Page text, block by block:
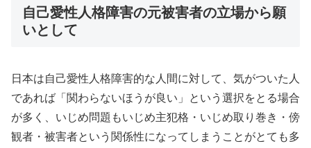
自己愛性人格障害の元被害者の立場から願
いとして
日本は自己愛性人格障害的な人間に対して、気がついた人
であれば「関わらないほうが良い」という選択をとる場合
が多く、いじめ問題もいじめ主犯格・いじめ取り巻き・傍
観者・被害者という関係性になってしまうことがとても多